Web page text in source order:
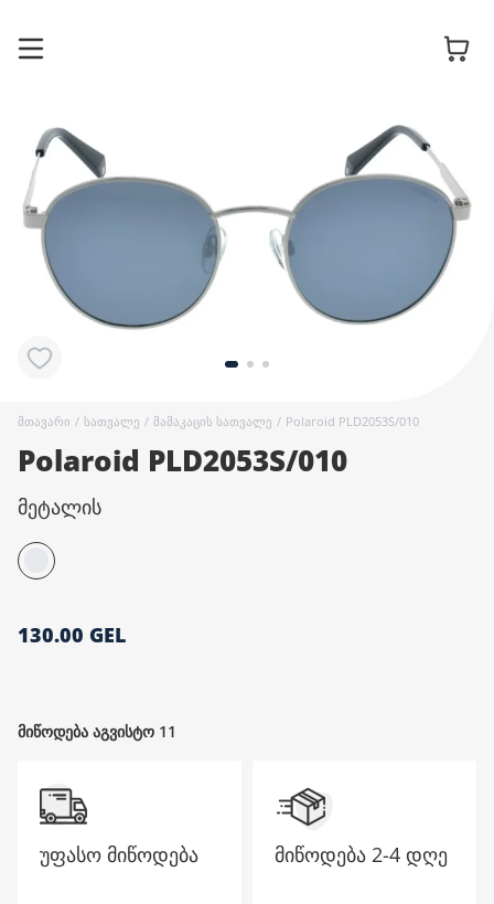
მთავარი / სათვალე / მამაკაცის სათვალე / Polaroid PLD2053S/010
Polaroid PLD2053S/010
მეტალის
130.00 GEL
მიწოდება აგვისტო 11
სათვალის
ჩარჩოები
მზის
სათვალეები
კონტაქტური
აქსესუარები
მთავარი გვერდი
უფასო მიწოდება მიწოდება 2-4 დღე